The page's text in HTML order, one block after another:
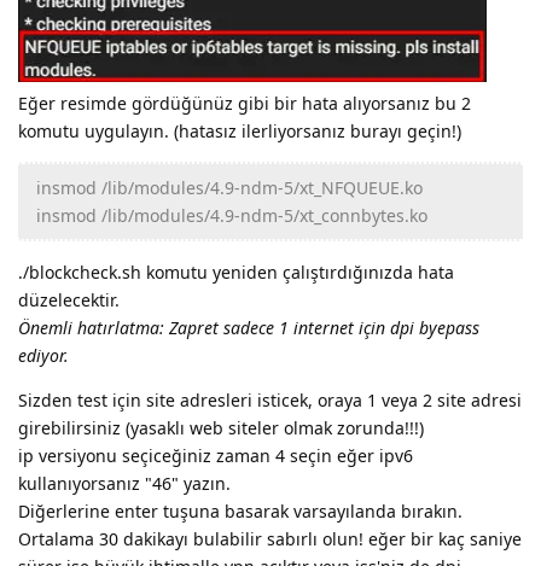
Eğer resimde gördüğünüz gibi bir hata alıyorsanız bu 2
komutu uygulayın. (hatasız ilerliyorsanız burayı geçin!)
insmod /lib/modules/4.9-ndm-5/xt_NFQUEUE.ko
insmod /lib/modules/4.9-ndm-5/xt_connbytes.ko
./blockcheck.sh komutu yeniden çalıştırdığınızda hata
düzelecektir.
Önemli hatırlatma: Zapret sadece 1 internet için dpi byepass
ediyor.
Sizden test için site adresleri isticek, oraya 1 veya 2 site adresi
girebilirsiniz (yasaklı web siteler olmak zorunda!!!)
ip versiyonu seçiceğiniz zaman 4 seçin eğer ipv6
kullanıyorsanız "46" yazın.
Diğerlerine enter tuşuna basarak varsayılanda bırakın.
Ortalama 30 dakikayı bulabilir sabırlı olun! eğer bir kaç saniye